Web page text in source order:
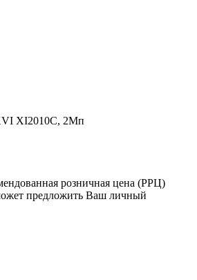
XI2010C, 2Мп
розничная цена (РРЦ)
предложить Ваш личный